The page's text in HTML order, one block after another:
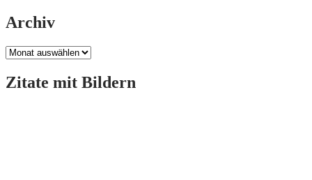
Archiv
Archiv
Zitate mit Bildern